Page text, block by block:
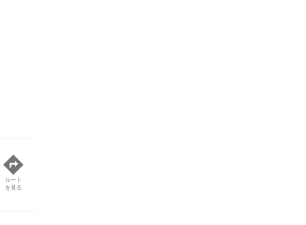
ルート
を見る